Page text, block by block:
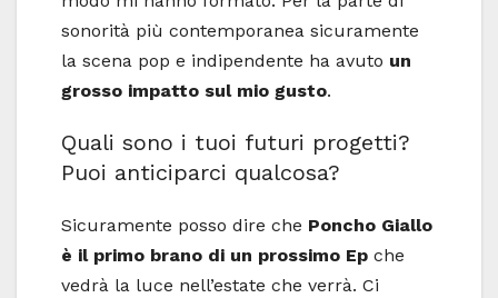
sonorità più contemporanea sicuramente
la scena pop e indipendente ha avuto un
grosso impatto sul mio gusto.
Quali sono i tuoi futuri progetti?
Puoi anticiparci qualcosa?
Sicuramente posso dire che Poncho Giallo
è il primo brano di un prossimo Ep che
vedrà la luce nell’estate che verrà. Ci